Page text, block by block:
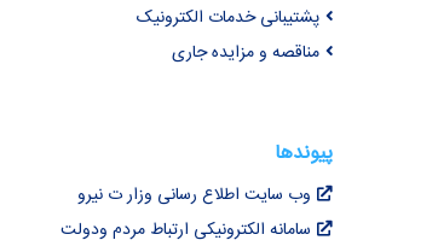
پشتیبانی خدمات الکترونیک
مناقصه و مزایده جاری
پیوندها
وب سایت اطلاع رسانی وزار ت نیرو
سامانه الکترونیکی ارتباط مردم ودولت